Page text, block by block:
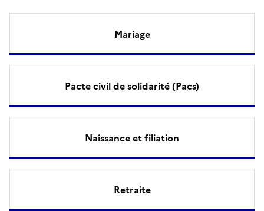
Mariage
Pacte civil de solidarité (Pacs)
Naissance et filiation
Retraite